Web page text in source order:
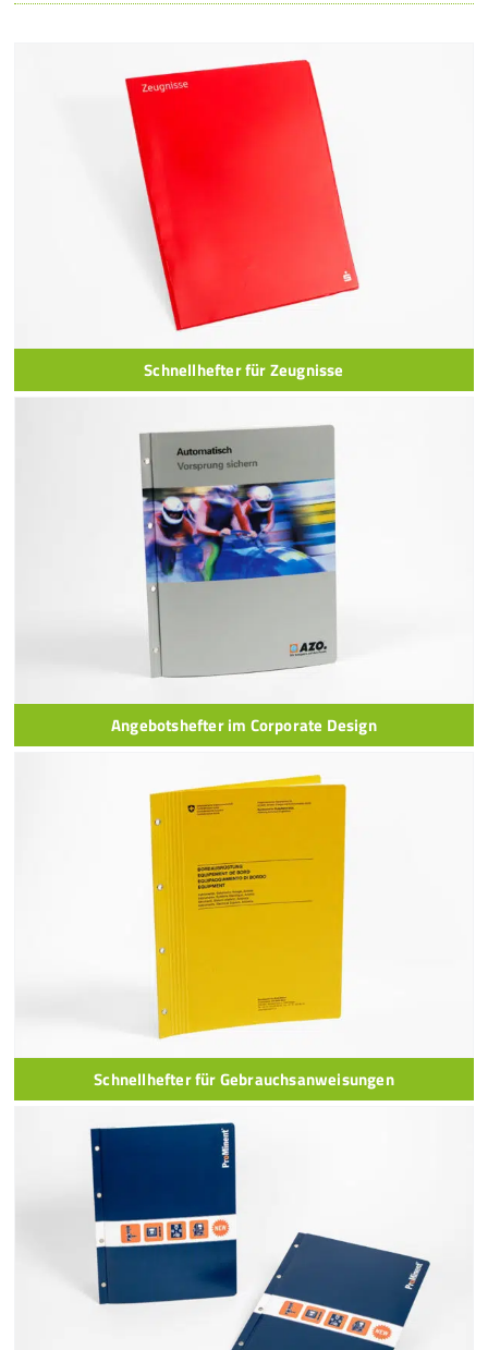
Schnellhefter für Zeugnisse
Angebotshefter im Corporate Design
Schnellhefter für Gebrauchsanweisungen